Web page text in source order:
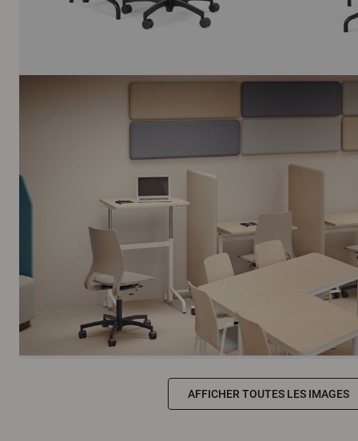
AFFICHER TOUTES LES IMAGES